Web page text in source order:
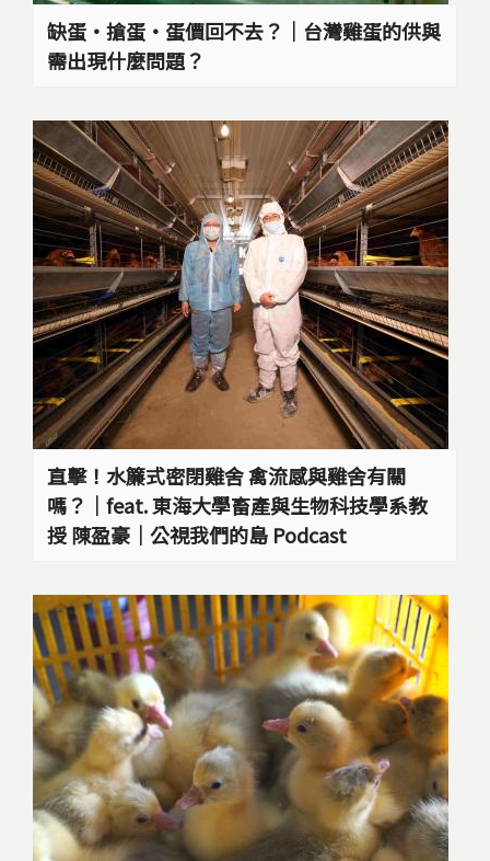
缺蛋‧搶蛋‧蛋價回不去？｜台灣雞蛋的供與
需出現什麼問題？
直擊！水簾式密閉雞舍 禽流感與雞舍有關
嗎？｜feat. 東海大學畜產與生物科技學系教
授 陳盈豪｜公視我們的島 Podcast